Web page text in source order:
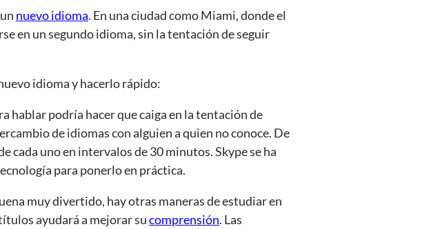
nuevo idioma. En una ciudad como Miami, donde el
en un segundo idioma, sin la tentación de seguir
idioma y hacerlo rápido:
hablar podría hacer que caiga en la tentación de
de idiomas con alguien a quien no conoce. De
cada uno en intervalos de 30 minutos. Skype se ha
para ponerlo en práctica.
muy divertido, hay otras maneras de estudiar en
ayudará a mejorar sucomprensión. Las